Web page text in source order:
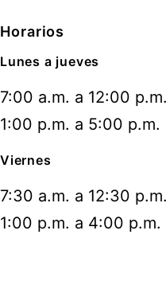
Horarios
Lunes a jueves
7:00 a.m. a 12:00 p.m.
1:00 p.m. a 5:00 p.m.
Viernes
7:30 a.m. a 12:30 p.m.
1:00 p.m. a 4:00 p.m.